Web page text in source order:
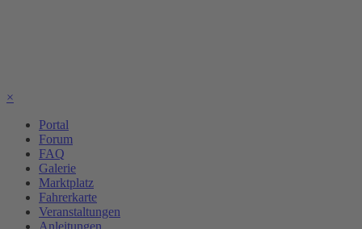
×
Portal
Forum
FAQ
Galerie
Marktplatz
Fahrerkarte
Veranstaltungen
Anleitungen